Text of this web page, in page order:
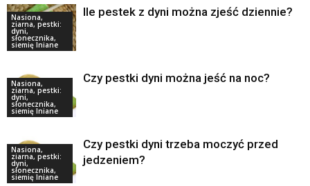
Nasiona,
ziarna, pestki:
dyni,
słonecznika,
siemię lniane
Ile pestek z dyni można zjeść dziennie?
Nasiona,
ziarna, pestki:
dyni,
słonecznika,
siemię lniane
Czy pestki dyni można jeść na noc?
Nasiona,
ziarna, pestki:
dyni,
słonecznika,
siemię lniane
Czy pestki dyni trzeba moczyć przed
jedzeniem?